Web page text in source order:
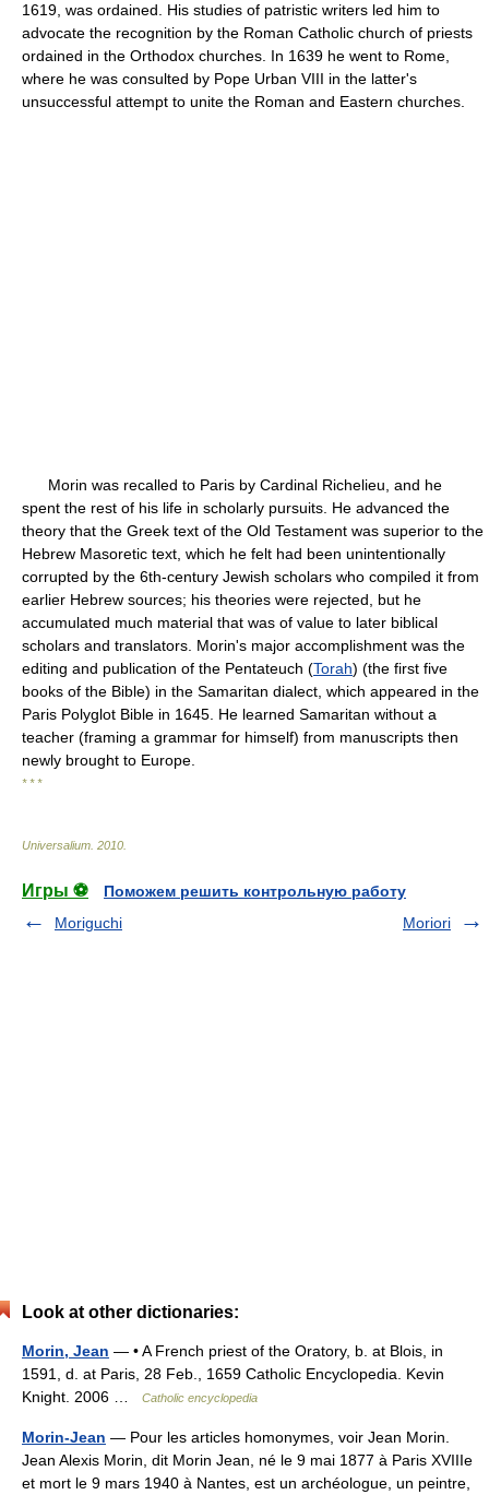
1619, was ordained. His studies of patristic writers led him to
advocate the recognition by the Roman Catholic church of priests
ordained in the Orthodox churches. In 1639 he went to Rome,
where he was consulted by Pope Urban VIII in the latter's
unsuccessful attempt to unite the Roman and Eastern churches.
Morin was recalled to Paris by Cardinal Richelieu, and he
spent the rest of his life in scholarly pursuits. He advanced the
theory that the Greek text of the Old Testament was superior to the
Hebrew Masoretic text, which he felt had been unintentionally
corrupted by the 6th-century Jewish scholars who compiled it from
earlier Hebrew sources; his theories were rejected, but he
accumulated much material that was of value to later biblical
scholars and translators. Morin's major accomplishment was the
editing and publication of the Pentateuch (Torah) (the first five
books of the Bible) in the Samaritan dialect, which appeared in the
Paris Polyglot Bible in 1645. He learned Samaritan without a
teacher (framing a grammar for himself) from manuscripts then
newly brought to Europe.
* * *
Universalium 2010
Игры ⚽
Поможем решить контрольную работу
Moriguchi
Moriori
Look at other dictionaries:
Morin, Jean — • A French priest of the Oratory, b. at Blois, in
1591, d. at Paris, 28 Feb., 1659 Catholic Encyclopedia. Kevin
Knight. 2006 …
Catholic encyclopedia
Morin-Jean — Pour les articles homonymes, voir Jean Morin.
Jean Alexis Morin, dit Morin Jean, né le 9 mai 1877 à Paris XVIIIe
et mort le 9 mars 1940 à Nantes, est un archéologue, un peintre,